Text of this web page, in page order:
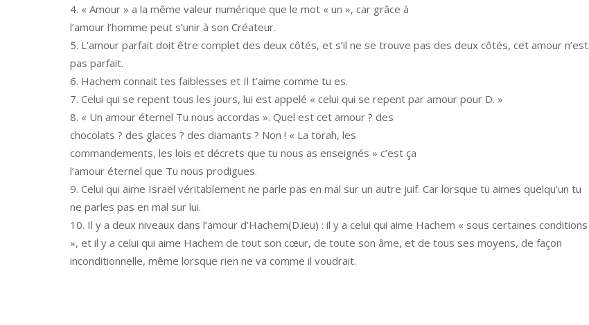
« Amour » a la même valeur numérique que le mot « un », car grâce à
l’amour l’homme peut s’unir à son Créateur.
L’amour parfait doit être complet des deux côtés, et s’il ne se trouve pas des deux côtés, cet amour n’est
pas parfait.
Hachem connait tes faiblesses et Il t’aime comme tu es.
Celui qui se repent tous les jours, lui est appelé « celui qui se repent par amour pour D. »
« Un amour éternel Tu nous accordas ». Quel est cet amour ? des
chocolats ? des glaces ? des diamants ? Non ! « La torah, les
commandements, les lois et décrets que tu nous as enseignés » c’est ça
l’amour éternel que Tu nous prodigues.
Celui qui aime Israël véritablement ne parle pas en mal sur un autre juif. Car lorsque tu aimes quelqu’un tu
ne parles pas en mal sur lui.
Il y a deux niveaux dans l’amour d’Hachem(D.ieu) : il y a celui qui aime Hachem « sous certaines conditions
», et il y a celui qui aime Hachem de tout son cœur, de toute son âme, et de tous ses moyens, de façon
inconditionnelle, même lorsque rien ne va comme il voudrait.